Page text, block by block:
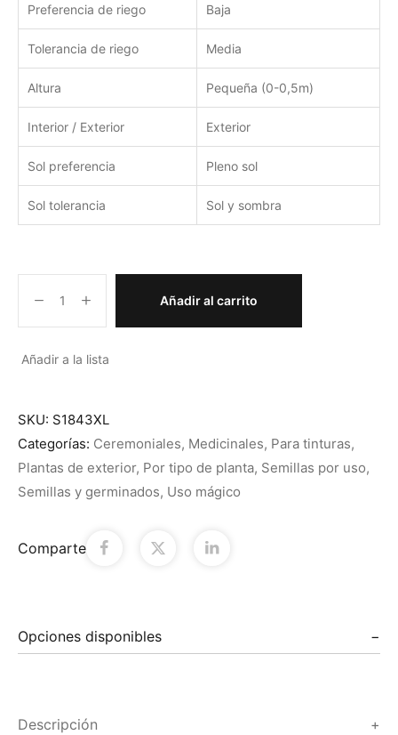
Preferencia de riego Baja
Tolerancia de riego Media
Altura Pequeña (0-0,5m)
Interior / Exterior Exterior
Sol preferencia Pleno sol
Sol tolerancia Sol y sombra
Añadir al carrito
Añadir a la lista
SKU: S1843XL
Categorías: Ceremoniales, Medicinales, Para tinturas,
Plantas de exterior, Por tipo de planta, Semillas por uso,
Semillas y germinados, Uso mágico
Comparte
Opciones disponibles
Descripción